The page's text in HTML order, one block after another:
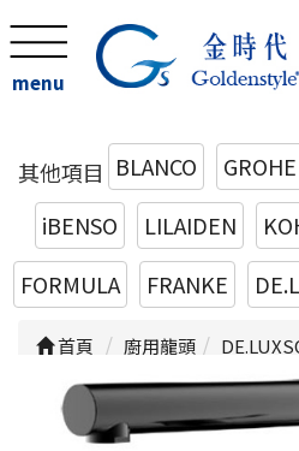
menu
其他項目 BLANCO GROHE
iBENSO
LILAIDEN
FORMULA
FRANKE
首頁 廚用龍頭